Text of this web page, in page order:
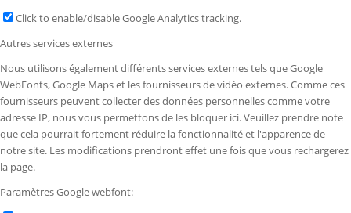
Click to enable/disable Google Analytics tracking.
Autres services externes
Nous utilisons également différents services externes tels que Google
WebFonts, Google Maps et les fournisseurs de vidéo externes. Comme ces
fournisseurs peuvent collecter des données personnelles comme votre
adresse IP, nous vous permettons de les bloquer ici. Veuillez prendre note
que cela pourrait fortement réduire la fonctionnalité et l'apparence de
notre site. Les modifications prendront effet une fois que vous rechargerez
la page.
Paramètres Google webfont: